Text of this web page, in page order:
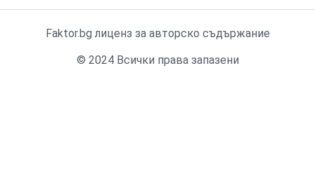
Faktor.bg лиценз за авторско съдържание
© 2024 Всички права запазени